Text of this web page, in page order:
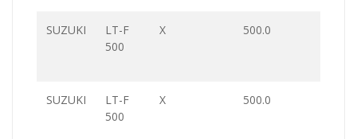
SUZUKI
LT-F
500
X 500.0
SUZUKI
LT-F
500
X 500.0